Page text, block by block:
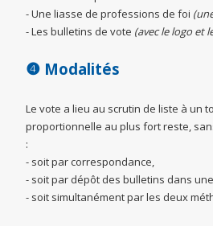
- Une liasse de professions de foi
- Les bulletins de vote (avec le logo et
❹Modalités
Le vote a lieu au scrutin de liste à un
proportionnelle au plus fort reste,
:
- soit par correspondance,
- soit par dépôt des bulletins dans
- soit simultanément par les deux